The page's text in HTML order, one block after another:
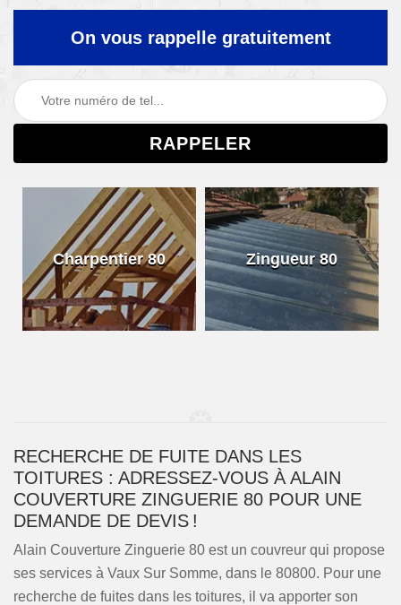
On vous rappelle gratuitement
Charpentier 80 Zingueur 80
RECHERCHE DE FUITE DANS LES
TOITURES : ADRESSEZ-VOUS À ALAIN
COUVERTURE ZINGUERIE 80 POUR UNE
DEMANDE DE DEVIS !
Alain Couverture Zinguerie 80 est un couvreur qui propose
ses services à Vaux Sur Somme, dans le 80800. Pour une
recherche de fuites dans les toitures, il va apporter son